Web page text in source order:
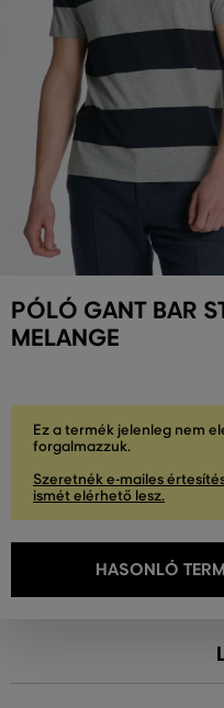
PÓLÓ GANT BAR
MELANGE
Ez a termék jelenleg nem
forgalmazzuk.
Szeretnék e-mailes
ismét elérhető lesz.
HASONLÓ